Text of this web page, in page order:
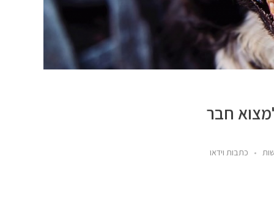
חבר
כתבות וידאו